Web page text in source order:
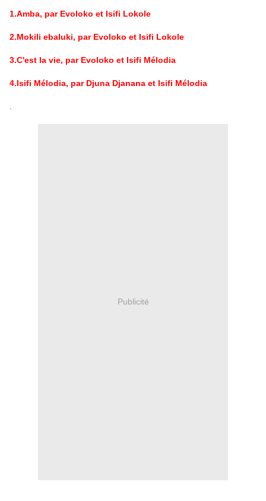
1.Amba, par Evoloko et Isifi Lokole
2.Mokili ebaluki, par Evoloko et Isifi Lokole
3.C'est la vie, par Evoloko et Isifi Mélodia
4.Isifi Mélodia, par Djuna Djanana et Isifi Mélodia
Publicité